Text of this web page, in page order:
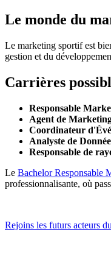
Le monde du
Le marketing sportif est
gestion et du
Carrières
Responsable
Agent de
Coordinateur
Analyste de
Responsable de
Le Bachelor Responsable
professionnalisante, où
Rejoins les futurs acteurs